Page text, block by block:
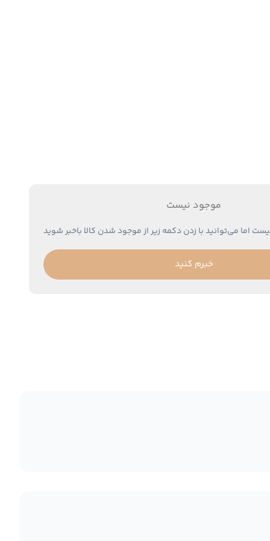
موجود نیست
اما می‌توانید با زدن دکمه زیر از موجود شدن کالا باخبر شوید
خبرم کنید